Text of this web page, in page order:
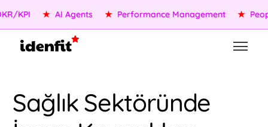
★ AI Agents ★ Performance Management ★ People
Sağlık Sektöründe